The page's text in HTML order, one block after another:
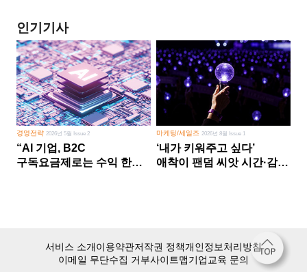
인기기사
경영전략 2026년 5월 Issue 2
“AI 기업, B2C
구독요금제로는 수익 한계
마케팅/세일즈 2026년 8월 Issue 1
‘내가 키워주고 싶다’
애착이 팬덤 씨앗 시간·감정
서비스 소개이용약관저작권 정책개인정보처리방침
이메일 무단수집 거부사이트맵기업교육 문의